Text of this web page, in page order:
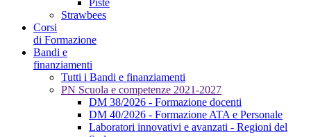
Strawbees
Corsi
di Formazione
Bandi e
finanziamenti
Tutti i Bandi e finanziamenti
PN Scuola e competenze 2021-2027
DM 38/2026 - Formazione docenti
DM 40/2026 - Formazione ATA e Personale
Laboratori innovativi e avanzati - Regioni del